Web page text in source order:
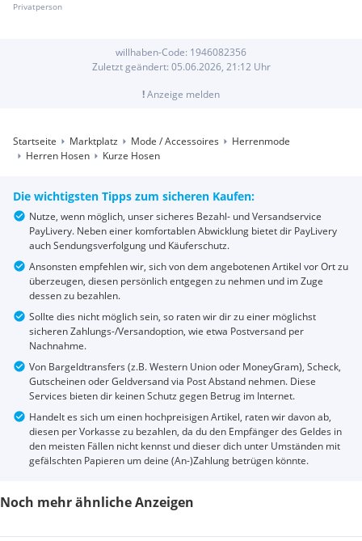
Privatperson
willhaben-Code: 1946082356
Zuletzt geändert: 05.06.2026, 21:12 Uhr
!Anzeige melden
Startseite Marktplatz Mode / Accessoires
Herrenmode
Herren Hosen
Kurze Hosen
Die wichtigsten Tipps zum sicheren Kaufen:
Nutze, wenn möglich, unser sicheres Bezahl- und Versandservice
PayLivery. Neben einer komfortablen Abwicklung bietet dir PayLivery
auch Sendungsverfolgung und Käuferschutz.
Ansonsten empfehlen wir, sich von dem angebotenen Artikel vor Ort zu
überzeugen, diesen persönlich entgegen zu nehmen und im Zuge
dessen zu bezahlen.
Sollte dies nicht möglich sein, so raten wir dir zu einer möglichst
sicheren Zahlungs-/Versandoption, wie etwa Postversand per
Nachnahme.
Von Bargeldtransfers (z.B. Western Union oder MoneyGram), Scheck,
Gutscheinen oder Geldversand via Post Abstand nehmen. Diese
Services bieten dir keinen Schutz gegen Betrug im Internet.
Handelt es sich um einen hochpreisigen Artikel, raten wir davon ab,
diesen per Vorkasse zu bezahlen, da du den Empfänger des Geldes in
den meisten Fällen nicht kennst und dieser dich unter Umständen mit
gefälschten Papieren um deine (An-)Zahlung betrügen könnte.
Noch mehr ähnliche Anzeigen